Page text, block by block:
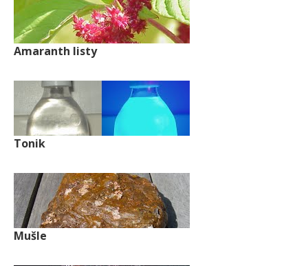
Amaranth listy
Tonik
Mušle